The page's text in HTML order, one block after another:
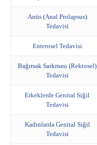
Anüs (Anal Prolapsus)
Tedavisi
Enterosel Tedavisi
Bağırsak Sarkması (Rektosel)
Tedavisi
Erkeklerde Genital Siğil
Tedavisi
Kadınlarda Genital Siğil
Tedavisi